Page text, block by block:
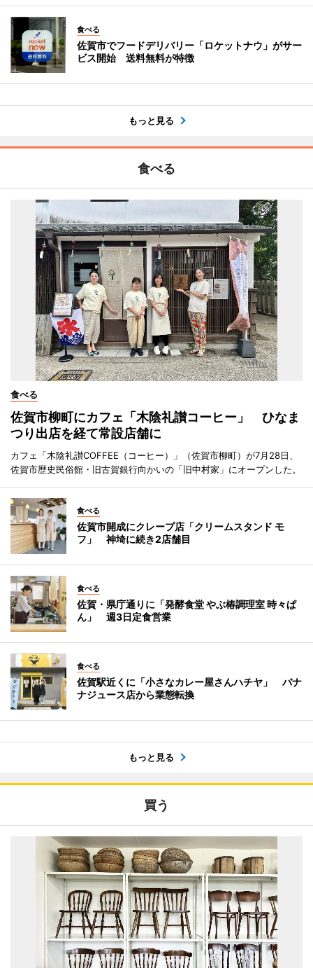
食べる
佐賀市でフードデリバリー「ロケットナウ」がサー
ビス開始 送料無料が特徴
もっと見る
食べる
食べる
佐賀市柳町にカフェ「木陰礼讃コーヒー」 ひなま
つり出店を経て常設店舗に
カフェ「木陰礼讃COFFEE（コーヒー）」（佐賀市柳町）が7月28日、
佐賀市歴史民俗館・旧古賀銀行向かいの「旧中村家」にオープンした。
食べる
佐賀市開成にクレープ店「クリームスタンド モ
フ」 神埼に続き2店舗目
食べる
佐賀・県庁通りに「発酵食堂 やぶ椿調理室 時々ぱ
ん」 週3日定食営業
食べる
佐賀駅近くに「小さなカレー屋さんハチヤ」 バナ
ナジュース店から業態転換
もっと見る
買う